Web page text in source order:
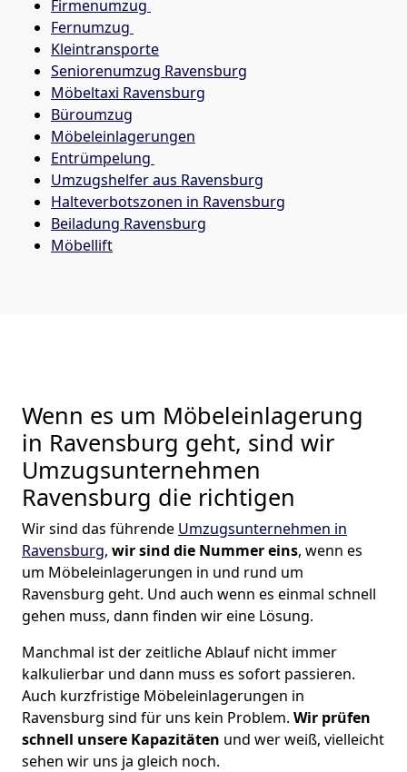
Firmenumzug
Fernumzug
Kleintransporte
Seniorenumzug Ravensburg
Möbeltaxi Ravensburg
Büroumzug
Möbeleinlagerungen
Entrümpelung
Umzugshelfer aus Ravensburg
Halteverbotszonen in Ravensburg
Beiladung Ravensburg
Möbellift
Wenn es um Möbeleinlagerung
in Ravensburg geht, sind wir
Umzugsunternehmen
Ravensburg die richtigen
Wir sind das führende Umzugsunternehmen in
Ravensburg, wir sind die Nummer eins, wenn es
um Möbeleinlagerungen in und rund um
Ravensburg geht. Und auch wenn es einmal schnell
gehen muss, dann finden wir eine Lösung.
Manchmal ist der zeitliche Ablauf nicht immer
kalkulierbar und dann muss es sofort passieren.
Auch kurzfristige Möbeleinlagerungen in
Ravensburg sind für uns kein Problem. Wir prüfen
schnell unsere Kapazitäten und wer weiß, vielleicht
sehen wir uns ja gleich noch.